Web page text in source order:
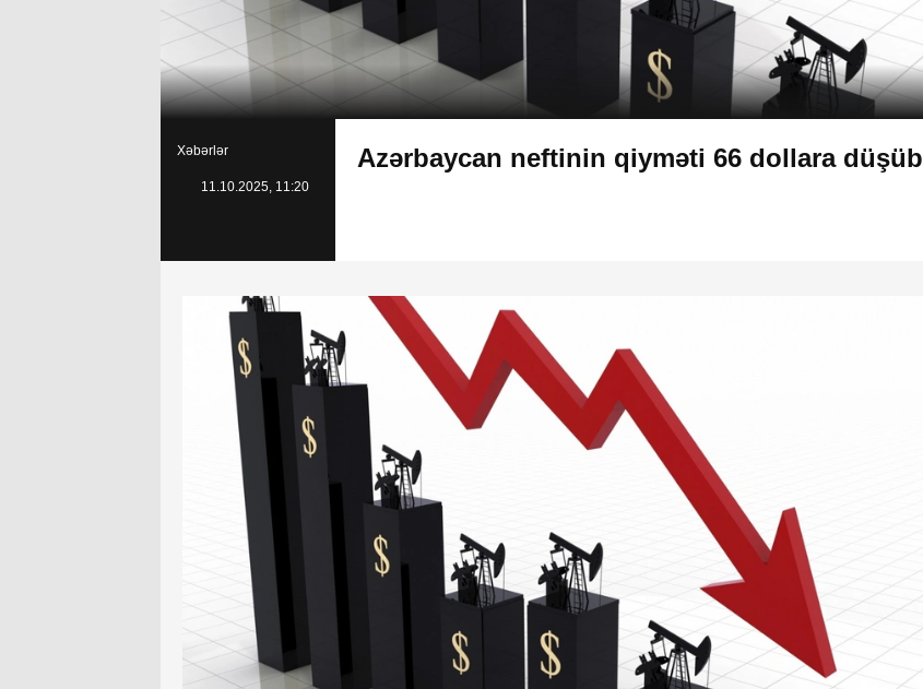
Xəbərlər
11.10.2025, 11:20
Azərbaycan neftinin qiyməti 66 dollara düşüb